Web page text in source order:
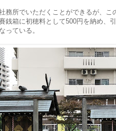
務所でいただくことができるが、こ
銭箱に初穂料として500円を納め、
っている。